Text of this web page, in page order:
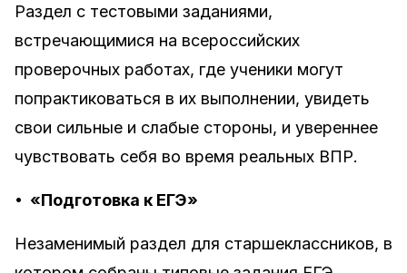
Раздел с тестовыми заданиями,
встречающимися на всероссийских
проверочных работах, где ученики могут
попрактиковаться в их выполнении, увидеть
свои сильные и слабые стороны, и увереннее
чувствовать себя во время реальных ВПР.
• «Подготовка к ЕГЭ»
Незаменимый раздел для старшеклассников, в